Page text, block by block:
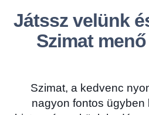
Játssz velünk
Szimat
Szimat, a kedvenc
nagyon fontos ügyben